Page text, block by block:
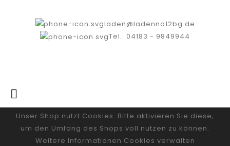
laden@ladenno12bg.de
Tel.: 04183 - 9849944

Unser Shop nutzt Cookies. Bitte aktivieren Sie diese,
um den Umfang des Shops voll nutzen zu können.
Weitere Informationen Cookies verwalten